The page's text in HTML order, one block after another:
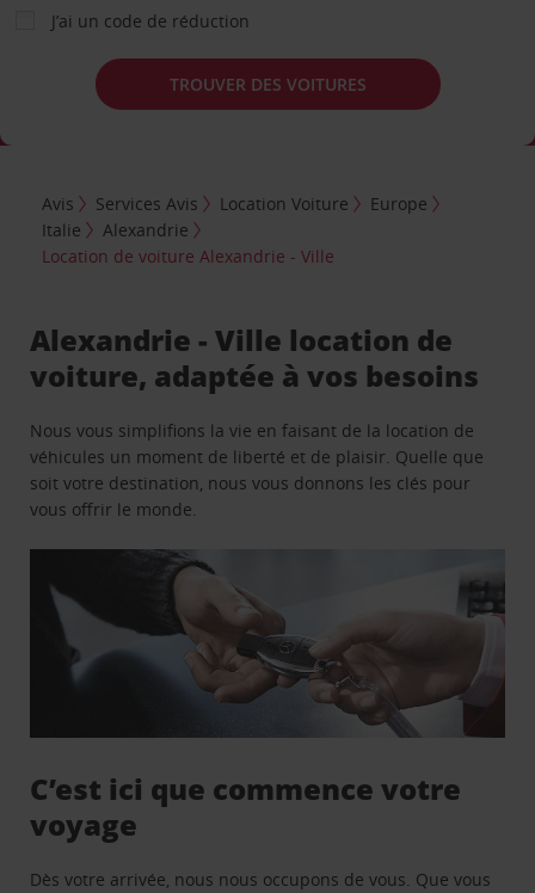
J’ai un code de réduction
TROUVER DES VOITURES
Avis Services Avis Location Voiture
Europe
Italie
Alexandrie
Location de voiture Alexandrie - Ville
Alexandrie - Ville location de
voiture, adaptée à vos besoins
Nous vous simplifions la vie en faisant de la location de
véhicules un moment de liberté et de plaisir. Quelle que
soit votre destination, nous vous donnons les clés pour
vous offrir le monde.
C’est ici que commence votre
voyage
Dès votre arrivée, nous nous occupons de vous. Que vous